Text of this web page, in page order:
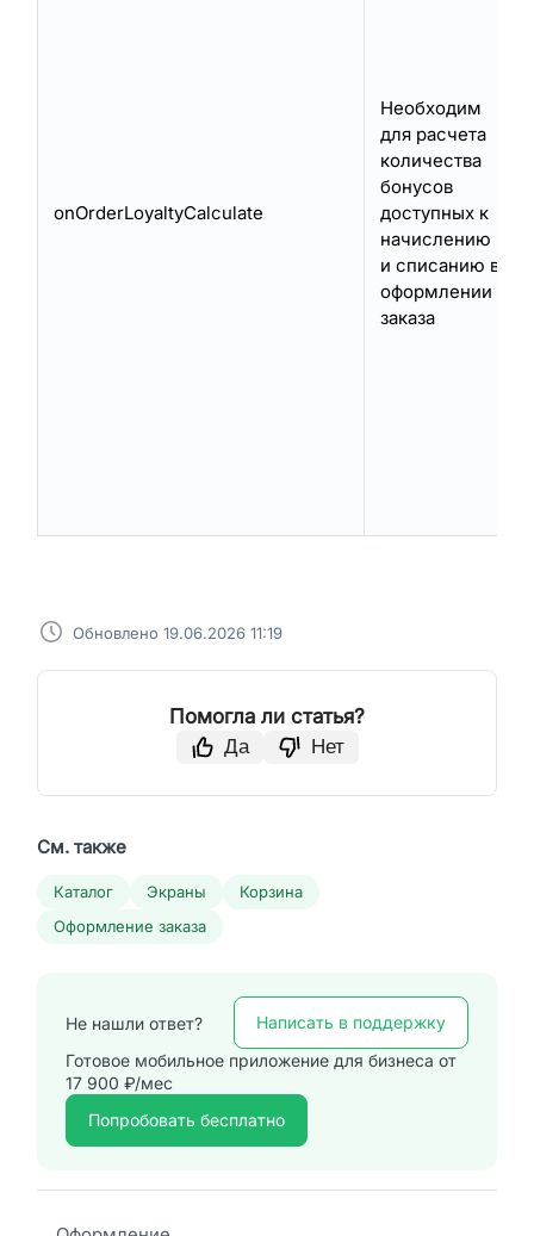
onOrderLoyaltyCalculate
Необходим
для расчета
количества
бонусов
доступных к
начислению
и списанию в
оформлении
заказа
Обновлено 19.06.2026 11:19
Помогла ли статья?
Да Нет
См. также
Каталог Экраны
Корзина
Оформление заказа
Не нашли ответ?
Написать в поддержку
Готовое мобильное приложение для бизнеса от
17 900 ₽/мес
Попробовать бесплатно